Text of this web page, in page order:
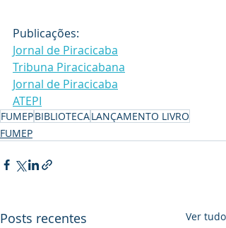
Publicações:
Jornal de Piracicaba
Tribuna Piracicabana
Jornal de Piracicaba
ATEPI
FUMEPBIBLIOTECALANÇAMENTO LIVRO
FUMEP
Posts recentes Ver tudo